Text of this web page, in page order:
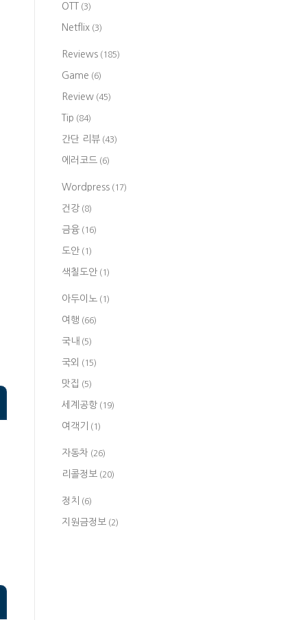
OTT (3)
Netflix (3)
Reviews (185)
Game (6)
Review (45)
Tip (84)
간단 리뷰 (43)
에러코드 (6)
Wordpress (17)
건강 (8)
금융 (16)
도안 (1)
색칠도안 (1)
아두이노 (1)
여행 (66)
국내 (5)
국외 (15)
맛집 (5)
세계공항 (19)
여객기 (1)
자동차 (26)
리콜정보 (20)
정치 (6)
지원금정보 (2)